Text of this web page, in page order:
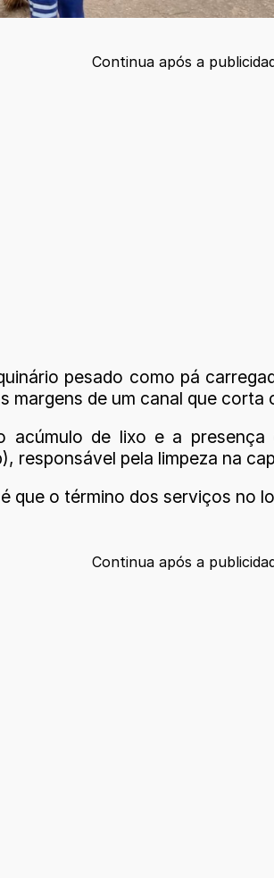
Continua após a
pesado como pá
margens de um canal que corta
de lixo e a
responsável pela limpeza na
que o término dos serviços no
Continua após a